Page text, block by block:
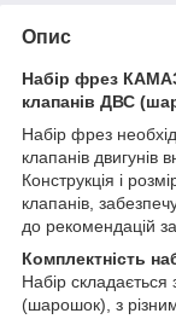
Опис
Набір фрез
клапанів ДВС
Набір фрез
клапанів двигунів
Конструкція і
клапанів,
до рекомендацій
Комплектність
Набір складається
(шарошок), з